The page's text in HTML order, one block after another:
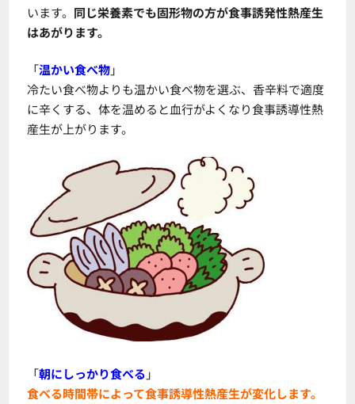
います。 同じ栄養素でも固形物の方が食事誘発性熱産生
はあがります。
「温かい食べ物」
冷たい食べ物よりも温かい食べ物を選ぶ、香辛料で適度
に辛くする、体を温めると血行がよくなり食事誘導性熱
産生が上がります。
「朝にしっかり食べる 」
食べる時間帯によって食事誘導性熱産生が変化します。